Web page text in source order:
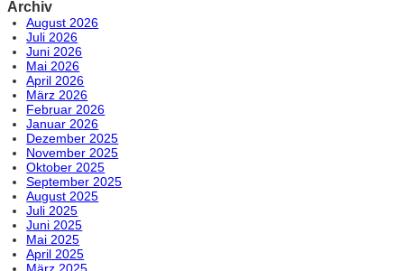
Archiv
August 2026
Juli 2026
Juni 2026
Mai 2026
April 2026
März 2026
Februar 2026
Januar 2026
Dezember 2025
November 2025
Oktober 2025
September 2025
August 2025
Juli 2025
Juni 2025
Mai 2025
April 2025